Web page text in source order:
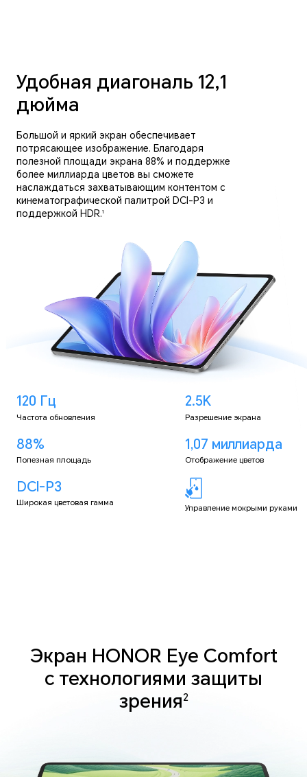
Удобная диагональ 12,1
дюйма
Большой и яркий экран обеспечивает
потрясающее изображение. Благодаря
полезной площади экрана 88% и поддержке
более миллиарда цветов вы сможете
наслаждаться захватывающим контентом с
кинематографической палитрой DCI-P3 и
поддержкой HDR.1
120 Гц
Частота обновления
2.5K
Разрешение экрана
88%
Полезная площадь
1,07 миллиарда
Отображение цветов
DCI-P3
Широкая цветовая гамма
Управление мокрыми руками
Экран HONOR Eye Comfort
с технологиями защиты
зрения2